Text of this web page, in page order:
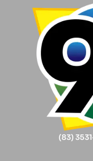
(83)